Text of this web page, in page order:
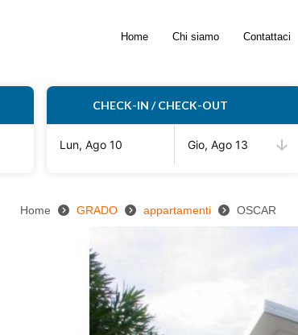
Home Chi siamo Contattaci
CHECK-IN / CHECK-OUT
Lun, Ago 10 Gio, Ago 13
Home GRADO appartamenti OSCAR